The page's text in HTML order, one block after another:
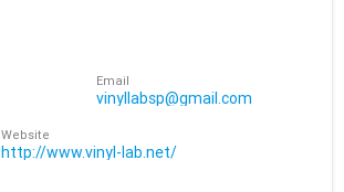
Email
vinyllabsp@gmail.com
Website
http://www.vinyl-lab.net/